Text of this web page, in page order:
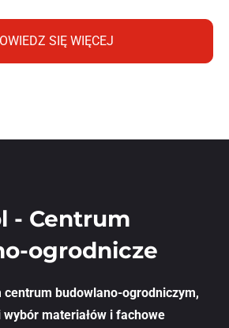
SIĘ WIĘCEJ
- Centrum
ogrodnicze
budowlano-ogrodniczym,
materiałów i fachowe